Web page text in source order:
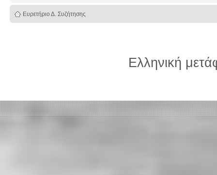
Ευρετήριο Δ. Συζήτησης
Ελληνική